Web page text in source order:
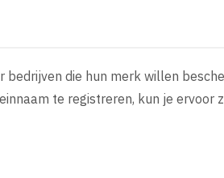
bedrijven die hun merk willen
te registreren, kun je ervoor